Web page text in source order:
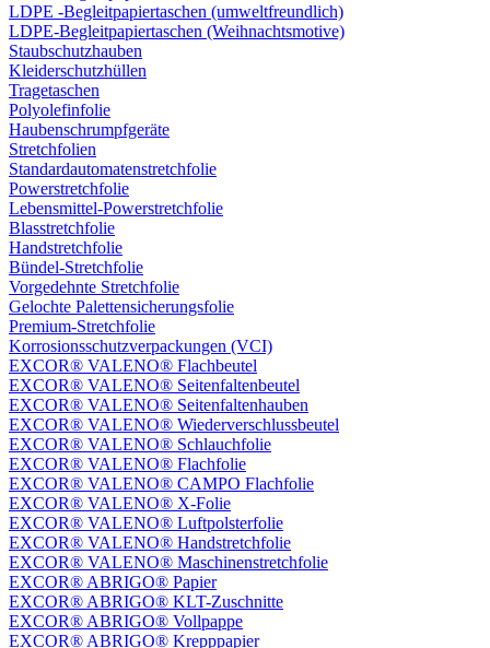
LDPE -Begleitpapiertaschen (umweltfreundlich)
LDPE-Begleitpapiertaschen (Weihnachtsmotive)
Staubschutzhauben
Kleiderschutzhüllen
Tragetaschen
Polyolefinfolie
Haubenschrumpfgeräte
Stretchfolien
Standardautomatenstretchfolie
Powerstretchfolie
Lebensmittel-Powerstretchfolie
Blasstretchfolie
Handstretchfolie
Bündel-Stretchfolie
Vorgedehnte Stretchfolie
Gelochte Palettensicherungsfolie
Premium-Stretchfolie
Korrosionsschutzverpackungen (VCI)
EXCOR® VALENO® Flachbeutel
EXCOR® VALENO® Seitenfaltenbeutel
EXCOR® VALENO® Seitenfaltenhauben
EXCOR® VALENO® Wiederverschlussbeutel
EXCOR® VALENO® Schlauchfolie
EXCOR® VALENO® Flachfolie
EXCOR® VALENO® CAMPO Flachfolie
EXCOR® VALENO® X-Folie
EXCOR® VALENO® Luftpolsterfolie
EXCOR® VALENO® Handstretchfolie
EXCOR® VALENO® Maschinenstretchfolie
EXCOR® ABRIGO® Papier
EXCOR® ABRIGO® KLT-Zuschnitte
EXCOR® ABRIGO® Vollpappe
EXCOR® ABRIGO® Krepppapier